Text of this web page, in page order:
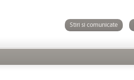
Stiri si comunicate